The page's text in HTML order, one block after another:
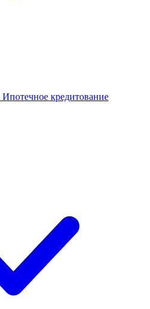
Ипотечное кредитование